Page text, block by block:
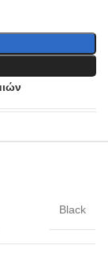
Black